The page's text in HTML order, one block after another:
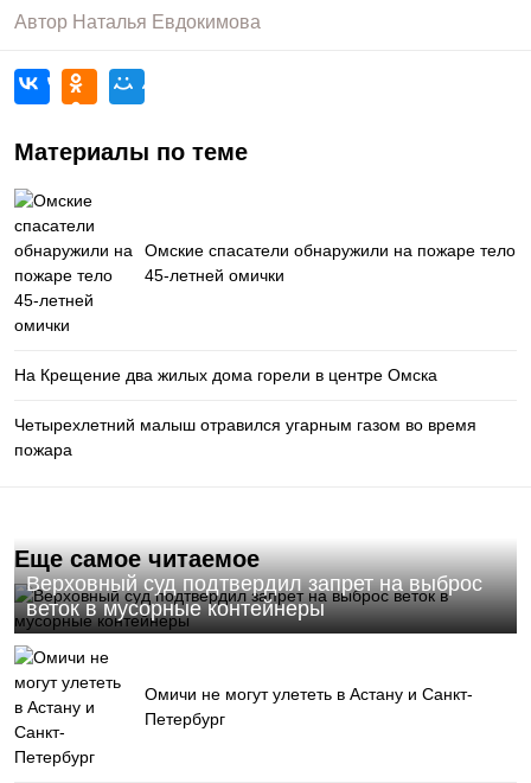
Автор Наталья Евдокимова
Материалы по теме
Омские спасатели обнаружили на пожаре тело
45-летней омички
На Крещение два жилых дома горели в центре Омска
Четырехлетний малыш отравился угарным газом во время
пожара
Еще самое читаемое
Верховный суд подтвердил запрет на выброс
веток в мусорные контейнеры
Омичи не могут улететь в Астану и Санкт-
Петербург